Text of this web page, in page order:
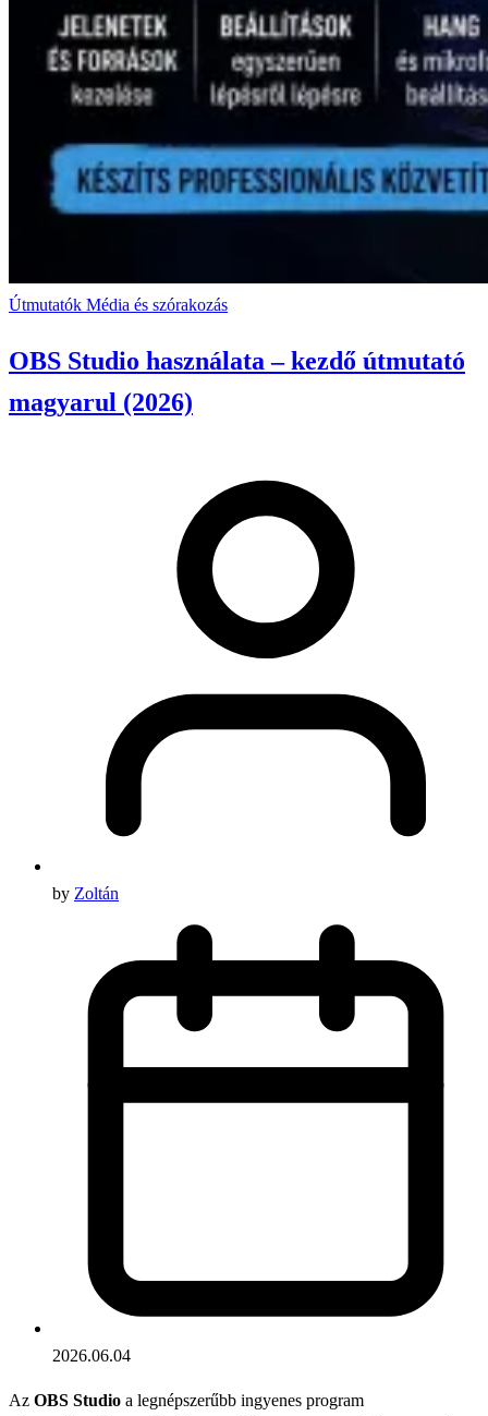
Útmutatók Média és szórakozás
OBS Studio használata – kezdő útmutató
magyarul (2026)
by Zoltán
2026.06.04
Az OBS Studio a legnépszerűbb ingyenes program